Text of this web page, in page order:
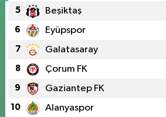
5 Beşiktaş
6 Eyüpspor
7 Galatasaray
8 Çorum FK
9 Gaziantep FK
10 Alanyaspor